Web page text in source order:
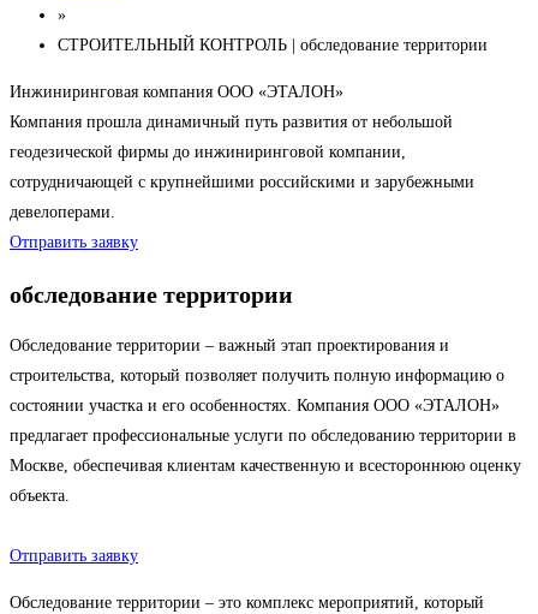
»
СТРОИТЕЛЬНЫЙ КОНТРОЛЬ | обследование территории
Инжиниринговая компания ООО «ЭТАЛОН»
Компания прошла динамичный путь развития от небольшой
геодезической фирмы до инжиниринговой компании,
сотрудничающей с крупнейшими российскими и зарубежными
девелоперами.
Отправить заявку
обследование территории
Обследование территории – важный этап проектирования и
строительства, который позволяет получить полную информацию о
состоянии участка и его особенностях. Компания ООО «ЭТАЛОН»
предлагает профессиональные услуги по обследованию территории в
Москве, обеспечивая клиентам качественную и всестороннюю оценку
объекта.
Отправить заявку
Обследование территории – это комплекс мероприятий, который